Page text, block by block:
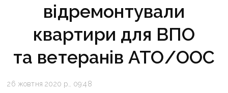
відремонтували
квартири для ВПО
та ветеранів АТО/ООС
26 жовтня 2020 р., 09:48